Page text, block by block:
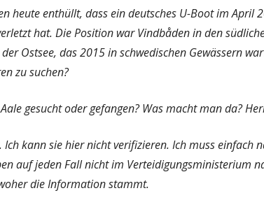
heute enthüllt, dass ein deutsches U-Boot im April
hat. Die Position war Vindbåden in den
Ostsee, das 2015 in schwedischen Gewässern
zu suchen?
gesucht oder gefangen? Was macht man da?
kann sie hier nicht verifizieren. Ich muss einfach
auf jeden Fall nicht im Verteidigungsministerium
die Information stammt.